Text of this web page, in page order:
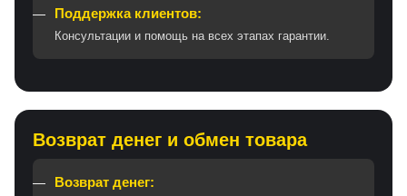
Поддержка клиентов:
Консультации и помощь на всех этапах гарантии.
Возврат денег и обмен товара
Возврат денег: